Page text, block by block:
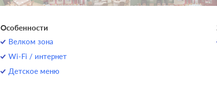
Особенности
Велком зона
Wi-Fi / интернет
Детское меню